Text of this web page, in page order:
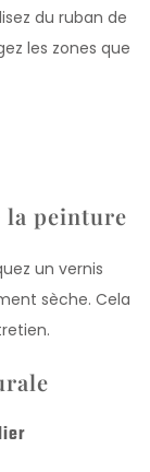
du ruban de
les zones que
la peinture
un vernis
sèche. Cela